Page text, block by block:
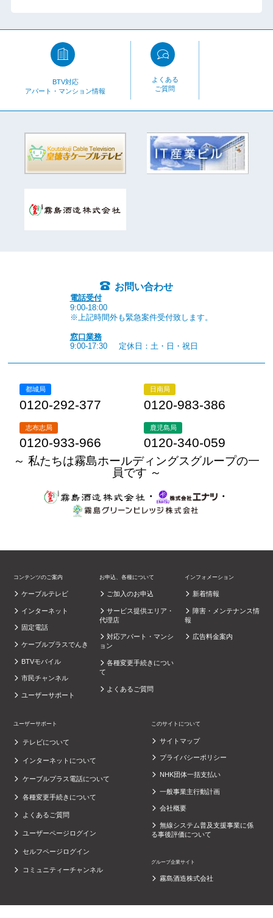
BTV対応
アパート・マンション情報
よくある
ご質問
お問い合わせ
電話受付
9:00-18:00
※上記時間外も緊急案件受付致します。
窓口業務
9:00-17:30
定休日：土・日・祝日
都城局
0120-292-377
日南局
0120-983-386
志布志局
0120-933-966
鹿児島局
0120-340-059
～ 私たちは霧島ホールディングスグループの一
員です ～
・
・
コンテンツのご案内
ケーブルテレビ
インターネット
固定電話
ケーブルプラスでんき
BTVモバイル
市民チャンネル
ユーザーサポート
お申込、各種について
ご加入のお申込
サービス提供エリア・
代理店
対応アパート・マンシ
ョン
各種変更手続きについ
て
よくあるご質問
インフォメーション
新着情報
障害・メンテナンス情
報
広告料金案内
ユーザーサポート
テレビについて
インターネットについて
ケーブルプラス電話について
各種変更手続きについて
よくあるご質問
ユーザーページログイン
セルフページログイン
コミュニティーチャンネル
このサイトについて
サイトマップ
プライバシーポリシー
NHK団体一括支払い
一般事業主行動計画
会社概要
無線システム普及支援事業に係
る事後評価について
グループ企業サイト
霧島酒造株式会社